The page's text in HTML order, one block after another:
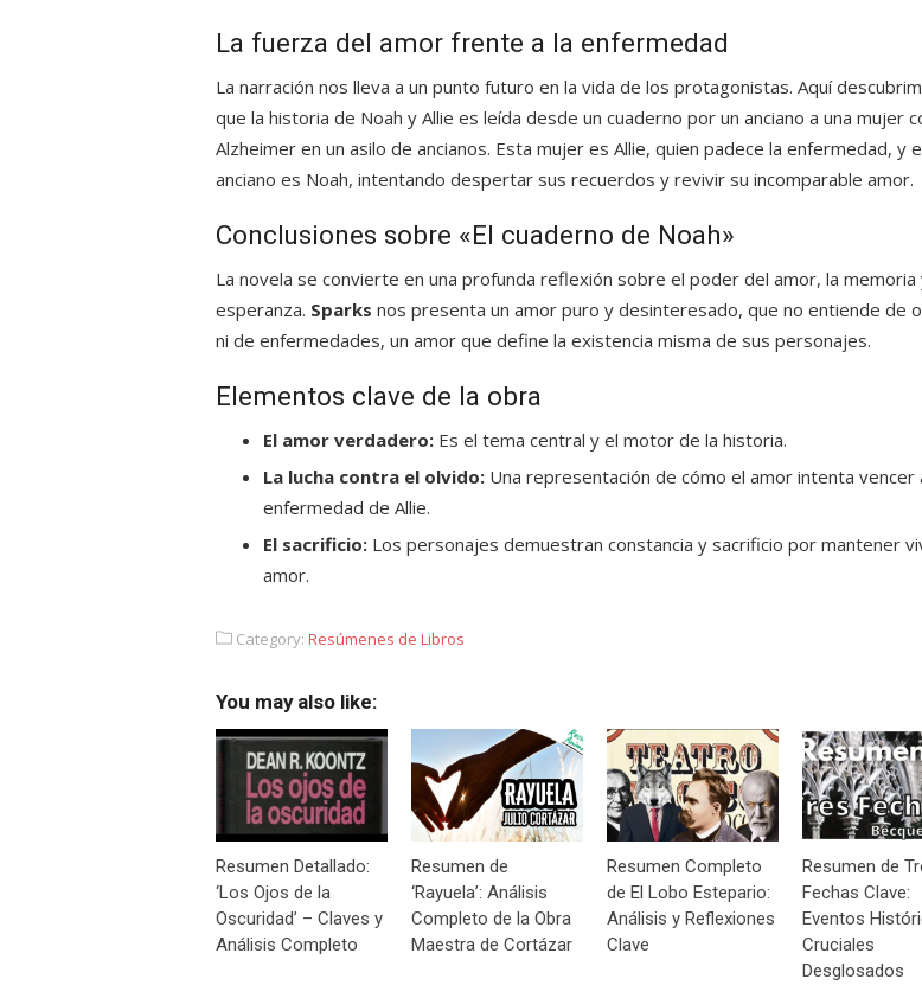
La fuerza del amor frente a la enfermedad
La narración nos lleva a un punto futuro en la vida de los protagonistas. Aquí
que la historia de Noah y Allie es leída desde un cuaderno por un anciano a una mujer
Alzheimer en un asilo de ancianos. Esta mujer es Allie, quien padece la enfermedad, y
anciano es Noah, intentando despertar sus recuerdos y revivir su incomparable amor.
Conclusiones sobre «El cuaderno de Noah»
La novela se convierte en una profunda reflexión sobre el poder del amor, la memoria
esperanza. Sparks nos presenta un amor puro y desinteresado, que no entiende de
ni de enfermedades, un amor que define la existencia misma de sus personajes.
Elementos clave de la obra
El amor verdadero: Es el tema central y el motor de la historia.
La lucha contra el olvido: Una representación de cómo el amor intenta vencer
enfermedad de Allie.
El sacrificio: Los personajes demuestran constancia y sacrificio por mantener
amor.
Category: Resúmenes de Libros
You may also like:
Resumen Detallado:
‘Los Ojos de la
Oscuridad’ – Claves y
Análisis Completo
Resumen de
‘Rayuela’: Análisis
Completo de la Obra
Maestra de Cortázar
Resumen Completo
de El Lobo Estepario:
Análisis y Reflexiones
Clave
Resumen de
Fechas Clave:
Eventos
Cruciales
Desglosados